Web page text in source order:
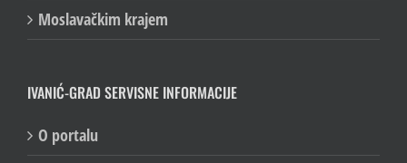
Moslavačkim krajem
IVANIĆ-GRAD SERVISNE INFORMACIJE
O portalu